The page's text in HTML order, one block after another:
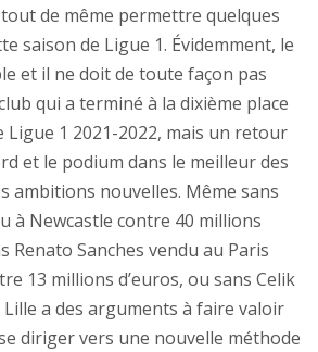
de même permettre quelques
saison de Ligue 1. Évidemment, le
et il ne doit de toute façon pas
qui a terminé à la dixième place
Ligue 1 2021-2022, mais un retour
et le podium dans le meilleur des
ambitions nouvelles. Même sans
à Newcastle contre 40 millions
Renato Sanches vendu au Paris
13 millions d’euros, ou sans Celik
Lille a des arguments à faire valoir
diriger vers une nouvelle méthode